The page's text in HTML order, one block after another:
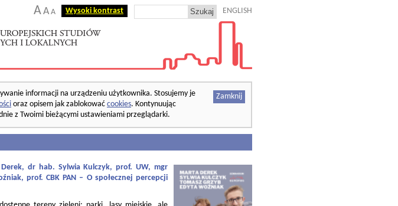
AA A Wysoki kontrast ENGLISH
Zamknij
informacji na urządzeniu użytkownika. Stosujemy je
oraz opisem jak zablokować cookies. Kontynuując
z Twoimi bieżącymi ustawieniami przeglądarki.
dr hab. Sylwia Kulczyk, prof. UW, mgr
prof. CBK PAN – O społecznej percepcji